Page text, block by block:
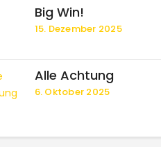
Big Win!
15. Dezember 2025
Alle Achtung
6. Oktober 2025